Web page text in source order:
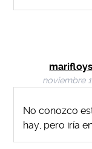
noviembre
No conozco
hay, pero iría